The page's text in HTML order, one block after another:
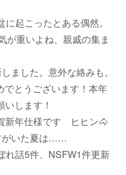
に起こったとある偶然。
が重いよね、親戚の集ま
ました。意外な絡みも。
でとうございます！本年
します！
仕様です ヒヒン🐴
がいた夏は……
れ話5件、NSFW1件更新